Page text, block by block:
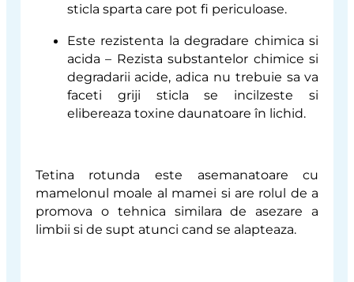
sticla sparta care pot fi periculoase.
Este rezistenta la degradare chimica si
acida – Rezista substantelor chimice si
degradarii acide, adica nu trebuie sa va
faceti griji sticla se incilzeste si
elibereaza toxine daunatoare în lichid.
Tetina rotunda este asemanatoare cu
mamelonul moale al mamei si are rolul de a
promova o tehnica similara de asezare a
limbii si de supt atunci cand se alapteaza.